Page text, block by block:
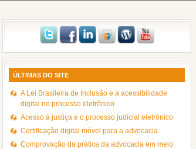
ÚLTIMAS DO SITE
A Lei Brasileira de Inclusão e a acessibilidade
digital no processo eletrônico
Acesso à justiça e o processo judicial eletrônico
Certificação digital móvel para a advocacia
Comprovação da prática da advocacia em meio